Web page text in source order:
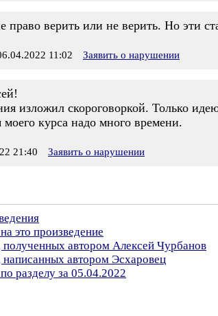
право верить или не верить. Но эти
11:02 Заявить о нарушении
изложил скороговоркой. Только
курса надо много времени.
21:40 Заявить о нарушении
это произведение
полученных автором Алексей Чурбанов
написанных автором Эсхаровец
разделу за 05.04.2022